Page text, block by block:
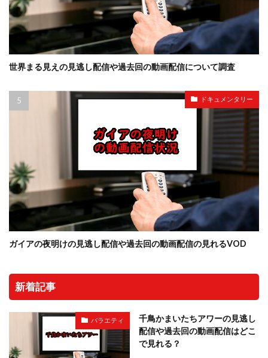
世界まる見えの見逃し配信や過去回の動画配信について調査
ドキュメンタリー
ガイアの夜明けの見逃し配信や過去回の動画配信の見れるVOD
新着記事
バラエティ
千鳥かまいたちアワーの見逃し
配信や過去回の動画配信はどこ
で見れる？